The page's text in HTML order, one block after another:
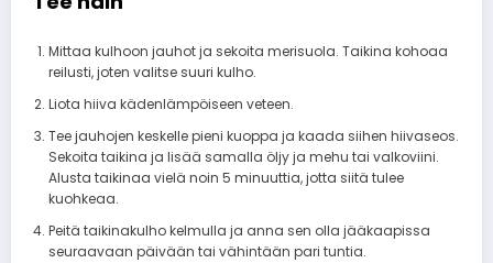
Mittaa kulhoon jauhot ja sekoita merisuola. Taikina kohoaa
reilusti, joten valitse suuri kulho.
Liota hiiva kädenlämpöiseen veteen.
Tee jauhojen keskelle pieni kuoppa ja kaada siihen hiivaseos.
Sekoita taikina ja lisää samalla öljy ja mehu tai valkoviini.
Alusta taikinaa vielä noin 5 minuuttia, jotta siitä tulee
kuohkeaa.
Peitä taikinakulho kelmulla ja anna sen olla jääkaapissa
seuraavaan päivään tai vähintään pari tuntia.